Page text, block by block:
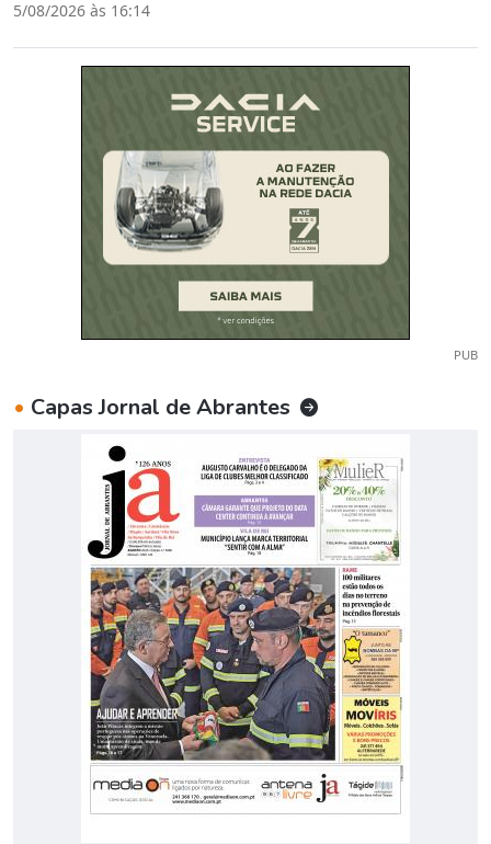
5/08/2026 às 16:14
PUB
• Capas Jornal de Abrantes